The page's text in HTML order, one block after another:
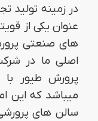
در زمینه تولید
عنوان یکی از
های صنعتی
اصلی ما در
پرورش طیور با
میباشد که این
سالن های